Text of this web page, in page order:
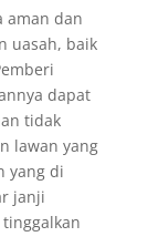
aman dan
uasah, baik
dapat
tidak
lawan yang
yang di
janji